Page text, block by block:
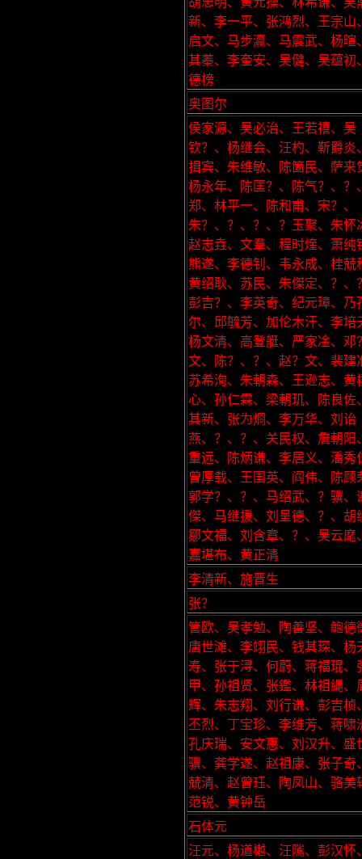
新、李一平、张鸿烈、王宗山
启文、马步瀛、马震武、杨暄
其蓁、李奎安、吴健、吴蕴初
德榜
奥图尔
侯家源、吴必治、王若禧、吴
钦？、杨继会、汪杓、靳爵炎
揖宾、朱维敏、陈箇民、萨来
杨永年、陈匡？、陈气？、？
郑、林平一、陈和甫、宋？、
朱？、？、？、？玉聚、朱怀
赵志垚、文羣、程时煃、萧纯
熊遂、李德钊、韦永成、桂兢
黄绍耿、苏民、朱傑定、？、
彭吉？、李英奇、纪元璋、乃
尔、邱毓芳、加伦木汗、李培
杨文清、高登艇、严家凎、邓
文、陈？、？、赵？文、裴建
苏希洵、朱朝森、王逊志、黄
心、孙仁霖、梁朝玑、陈良佐
其新、张为烱、李万华、刘诒
燕、？、？、关民权、詹朝阳
重远、陈炳谦、李居义、潘秀
曾厚载、王国英、阎伟、陈顾
郭学？、？、马绍武、？骥、
傑、马继援、刘呈德、？、胡
鄒文福、刘含章、？、吴云麾
嘉堪布、黄正清
李清新、施晋生
张？
管欧、吴孝勉、陶善坚、鲍德
唐世滩、李翊民、钱其琛、杨
寿、张于浔、何蔚、蒋福琨、
甲、孙祖贤、张鑑、林祖縄、
辉、朱志翔、刘行谦、彭吉桢
丕烈、丁宝珍、李维芳、蒋啸
孔庆瑞、安文惠、刘汉升、盛
骥、龚学遂、赵祖康、张子奇
兢清、赵曾珏、陶凤山、骆美
范锐、黄钟岳
石体元
汪元、杨道樾、汪隲、彭汉怀